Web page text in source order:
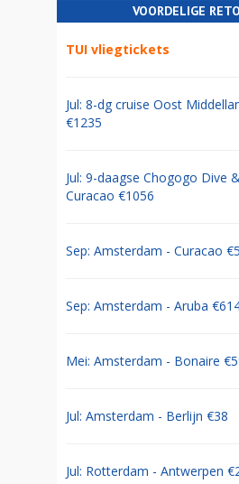
VOORDELIGE
TUI vliegtickets
Jul: 8-dg cruise Oost
€1235
Jul: 9-daagse Chogogo Dive
Curacao €1056
Sep: Amsterdam - Curacao
Sep: Amsterdam - Aruba
Mei: Amsterdam - Bonaire
Jul: Amsterdam - Berlijn €38
Jul: Rotterdam - Antwerpen